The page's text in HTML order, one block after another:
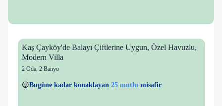
Kaş Çayköy'de Balayı Çiftlerine Uygun, Özel Havuzlu,
Modern Villa
2 Oda, 2 Banyo
👀Son 1 saatte53 kişigörüntüledi